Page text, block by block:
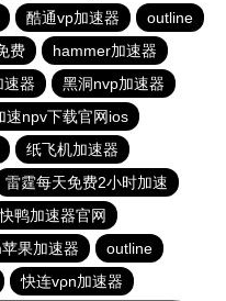
酷通vp加速器
outline
费
hammer加速器
速器
黑洞nvp加速器
速npv下载官网ios
纸飞机加速器
雷霆每天免费2小时加速
快鸭加速器官网
果加速器
outline
快连vρn加速器